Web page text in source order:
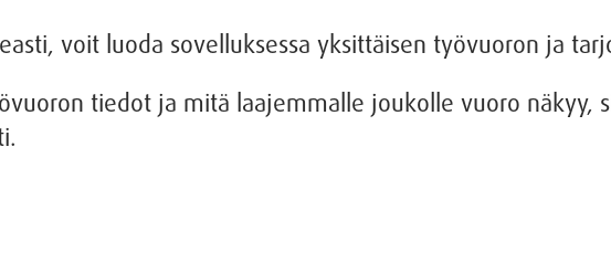
voit luoda sovelluksessa yksittäisen työvuoron ja
tiedot ja mitä laajemmalle joukolle vuoro näkyy,